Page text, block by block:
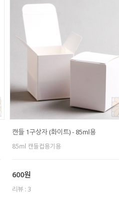
캔들 1구상자 (화이트) - 85ml용
85ml 캔들컵용기용
600원
리뷰 : 3